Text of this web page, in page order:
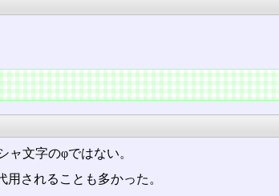
ャ文字のφではない。
用されることも多かった。